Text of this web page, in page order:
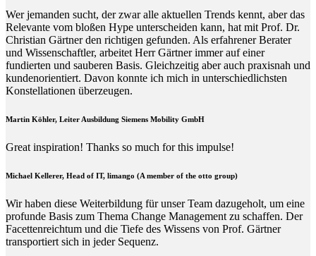
Wer jemanden sucht, der zwar alle aktuellen Trends kennt, aber das
Relevante vom bloßen Hype unterscheiden kann, hat mit Prof. Dr.
Christian Gärtner den richtigen gefunden. Als erfahrener Berater
und Wissenschaftler, arbeitet Herr Gärtner immer auf einer
fundierten und sauberen Basis. Gleichzeitig aber auch praxisnah und
kundenorientiert. Davon konnte ich mich in unterschiedlichsten
Konstellationen überzeugen.
Martin Köhler, Leiter Ausbildung Siemens Mobility GmbH
Great inspiration! Thanks so much for this impulse!
Michael Kellerer, Head of IT, limango (A member of the otto group)
Wir haben diese Weiterbildung für unser Team dazugeholt, um eine
profunde Basis zum Thema Change Management zu schaffen. Der
Facettenreichtum und die Tiefe des Wissens von Prof. Gärtner
transportiert sich in jeder Sequenz.